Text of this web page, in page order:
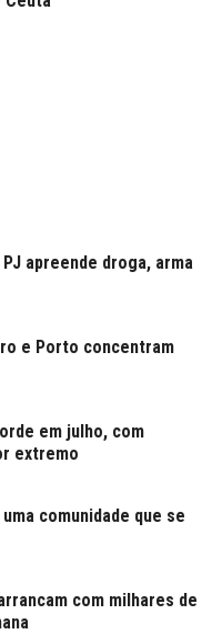
apreende droga, arma
e Porto concentram
em julho, com
extremo
comunidade que se
com milhares de